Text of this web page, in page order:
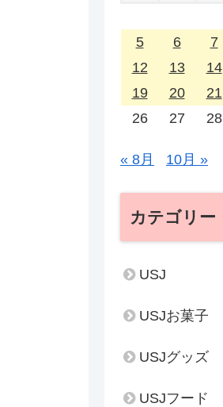
5
6 7
12
13 14
19
20 21
26
27 28
« 8月 10月 »
カテゴリー
USJ
USJお菓子
USJグッズ
USJフード